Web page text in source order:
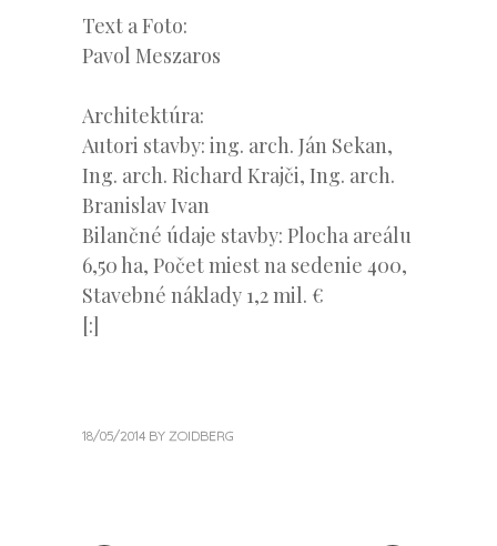
Text a Foto:
Pavol Meszaros
Architektúra:
Autori stavby: ing. arch. Ján Sekan,
Ing. arch. Richard Krajči, Ing. arch.
Branislav Ivan
Bilančné údaje stavby: Plocha areálu
6,50 ha, Počet miest na sedenie 400,
Stavebné náklady 1,2 mil. €
[:]
18/05/2014 BY ZOIDBERG